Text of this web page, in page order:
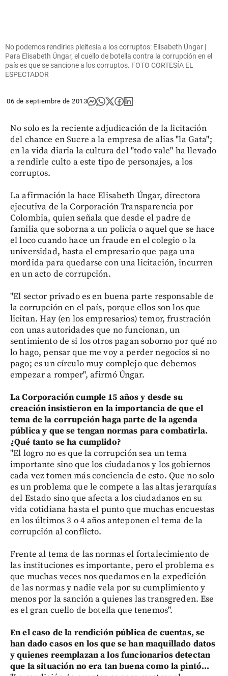
No podemos rendirles pleitesía a los corruptos: Elisabeth Úngar |
Para Elisabeth Úngar, el cuello de botella contra la corrupción en el
país es que se sancione a los corruptos. FOTO CORTESÍA EL
ESPECTADOR
06 de septiembre de 2013
No solo es la reciente adjudicación de la licitación
del chance en Sucre a la empresa de alias "la Gata";
en la vida diaria la cultura del "todo vale" ha llevado
a rendirle culto a este tipo de personajes, a los
corruptos.
La afirmación la hace Elisabeth Úngar, directora
ejecutiva de la Corporación Transparencia por
Colombia, quien señala que desde el padre de
familia que soborna a un policía o aquel que se hace
el loco cuando hace un fraude en el colegio o la
universidad, hasta el empresario que paga una
mordida para quedarse con una licitación, incurren
en un acto de corrupción.
"El sector privado es en buena parte responsable de
la corrupción en el país, porque ellos son los que
licitan. Hay (en los empresarios) temor, frustración
con unas autoridades que no funcionan, un
sentimiento de si los otros pagan soborno por qué no
lo hago, pensar que me voy a perder negocios si no
pago; es un círculo muy complejo que debemos
empezar a romper", afirmó Úngar.
La Corporación cumple 15 años y desde su
creación insistieron en la importancia de que el
tema de la corrupción haga parte de la agenda
pública y que se tengan normas para combatirla.
¿Qué tanto se ha cumplido?
"El logro no es que la corrupción sea un tema
importante sino que los ciudadanos y los gobiernos
cada vez tomen más conciencia de esto. Que no solo
es un problema que le compete a las altas jerarquías
del Estado sino que afecta a los ciudadanos en su
vida cotidiana hasta el punto que muchas encuestas
en los últimos 3 o 4 años anteponen el tema de la
corrupción al conflicto.
Frente al tema de las normas el fortalecimiento de
las instituciones es importante, pero el problema es
que muchas veces nos quedamos en la expedición
de las normas y nadie vela por su cumplimiento y
menos por la sanción a quienes las transgreden. Ese
es el gran cuello de botella que tenemos".
En el caso de la rendición pública de cuentas, se
han dado casos en los que se han maquillado datos
y quienes reemplazan a los funcionarios detectan
que la situación no era tan buena como la pintó...